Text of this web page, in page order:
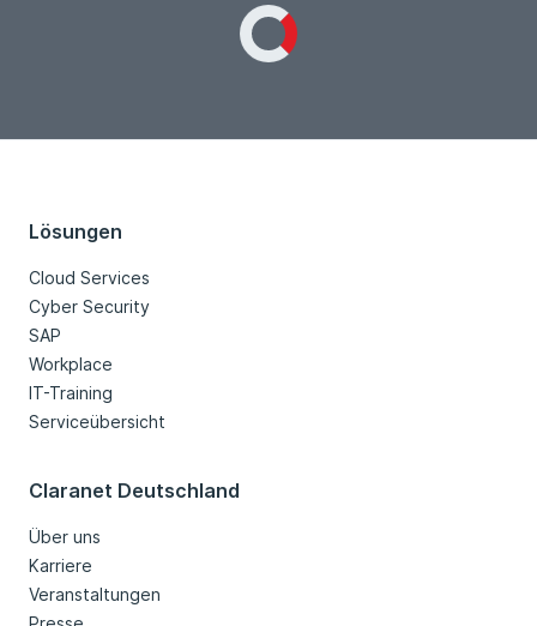
Lösungen
Cloud Services
Cyber Security
SAP
Workplace
IT-Training
Serviceübersicht
Claranet Deutschland
Über uns
Karriere
Veranstaltungen